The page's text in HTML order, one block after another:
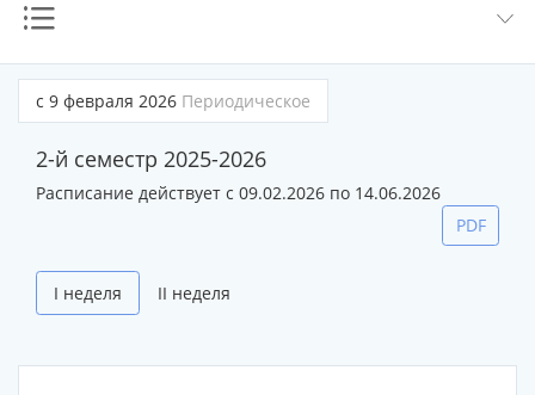
с 9 февраля 2026 Периодическое
2-й семестр 2025-2026
Расписание действует с 09.02.2026 по 14.06.2026
I неделя II неделя
PDF